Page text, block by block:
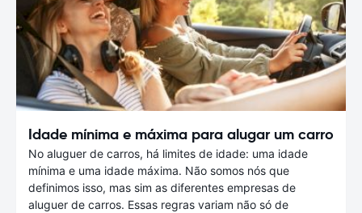
Idade mínima e máxima para alugar um carro
No aluguer de carros, há limites de idade: uma idade
mínima e uma idade máxima. Não somos nós que
definimos isso, mas sim as diferentes empresas de
aluguer de carros. Essas regras variam não só de